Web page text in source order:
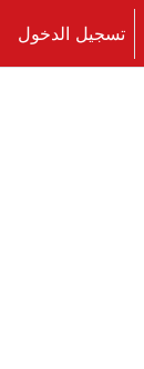
تسجيل الدخول